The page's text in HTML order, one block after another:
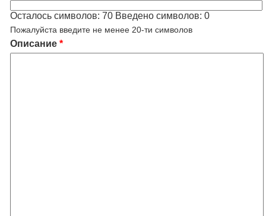
Осталось символов: 70 Введено символов: 0
Пожалуйста введите не менее 20-ти символов
Описание *